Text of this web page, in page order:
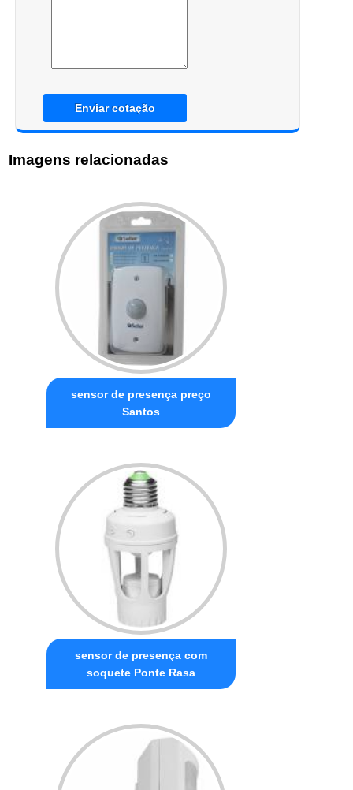
Enviar cotação
Imagens relacionadas
sensor de presença preço
Santos
sensor de presença com
soquete Ponte Rasa